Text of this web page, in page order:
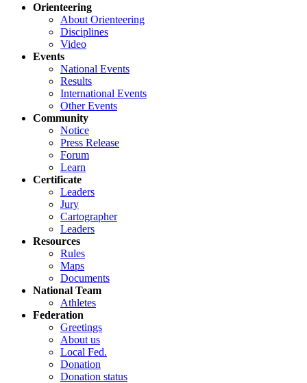
Orienteering
About Orienteering
Disciplines
Video
Events
National Events
Results
International Events
Other Events
Community
Notice
Press Release
Forum
Learn
Certificate
Leaders
Jury
Cartographer
Leaders
Resources
Rules
Maps
Documents
National Team
Athletes
Federation
Greetings
About us
Local Fed.
Donation
Donation status